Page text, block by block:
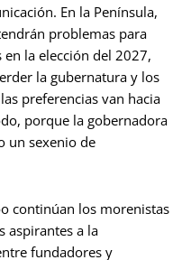
En la Península,
problemas para
la elección del 2027,
la gubernatura y los
preferencias van hacia
porque la gobernadora
un sexenio de
continúan los morenistas
aspirantes a la
fundadores y